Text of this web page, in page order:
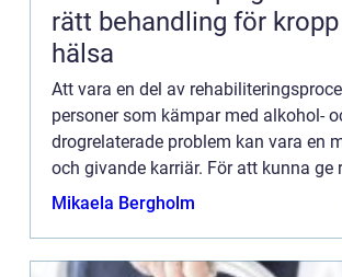
rätt behandling för
hälsa
Att vara en del av
personer som kämpar med alkohol-
drogrelaterade problem kan vara en
och givande karriär. För att kunna ge
behandling krävs det emellertid...
Mikaela Bergholm